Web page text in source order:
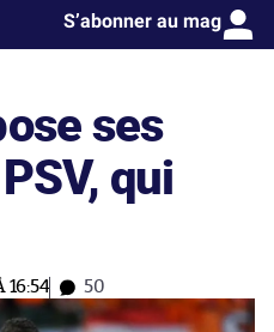
S’abonner au mag
ses
qui
16:54 50